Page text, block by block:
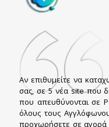
Αν επιθυμείτε να
σας, σε 5 νέα site που
που απευθύνονται σε
όλους τους
προχωρήσετε σε αγορά